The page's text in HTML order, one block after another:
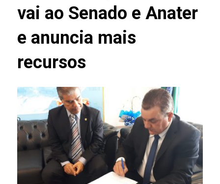
vai ao Senado e Anater
e anuncia mais
recursos